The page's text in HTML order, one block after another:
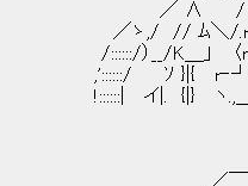
／ ∧ / / ＼,
／ゝ,/ // ﾑ＼/.r'
/::::::/）__/K＿」 〈
,'::::::/ ｿ }|{ r‐┘ ＼ r
!::::::| イ|. {|} ヽ.,＿